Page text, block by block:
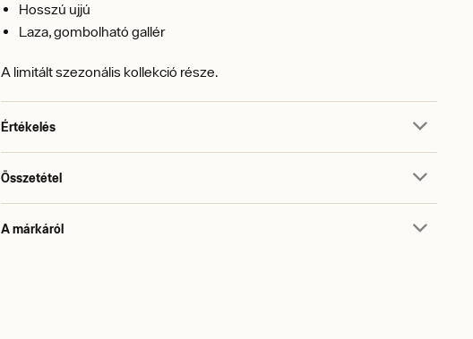
Hosszú ujjú
Laza, gombolható gallér
A limitált szezonális kollekció része.
Értékelés
Összetétel
A márkáról